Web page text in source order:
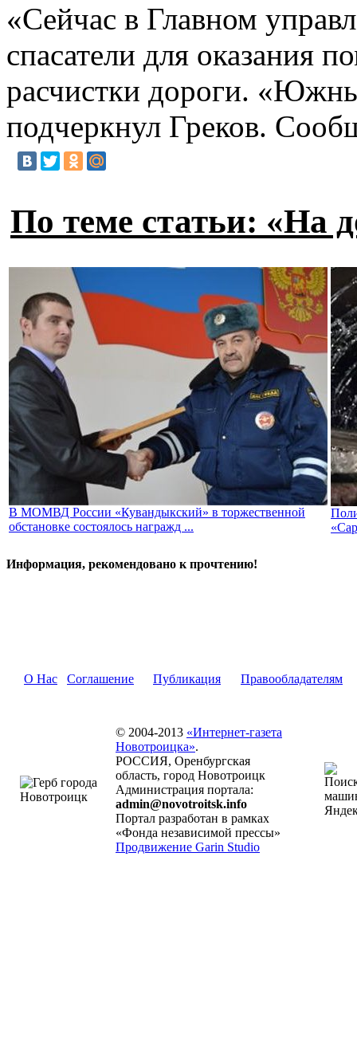
«Сейчас в Главном
спасатели для оказания
расчистки дороги.
подчеркнул Греков.
По теме статьи: «На
В МОМВД России «Кувандыкский» в торжественной
обстановке состоялось награжд ...
Информация, рекомендовано к прочтению!
О Нас Соглашение Публикация Правообладателям
© 2004-2013 «Интернет-газета
Новотроицка».
РОССИЯ, Оренбургская
область, город Новотроицк
Администрация портала:
admin@novotroitsk.info
Портал разработан в рамках
«Фонда независимой прессы»
Продвижение Garin Studio